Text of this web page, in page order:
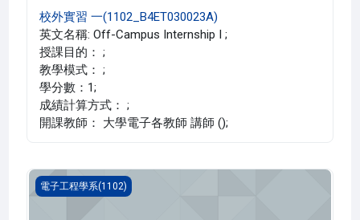
校外實習 一(1102_B4ET030023A)
英文名稱: Off-Campus Internship I ;
授課目的： ;
教學模式： ;
學分數：1;
成績計算方式： ;
開課教師： 大學電子各教師 講師 ();
校外實習 四(1102_B4ET030026A)
電子工程學系(1102)